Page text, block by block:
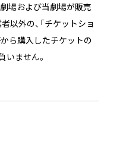
場および当劇場が販売
以外の、「チケットショ
から購入したチケットの
いません。